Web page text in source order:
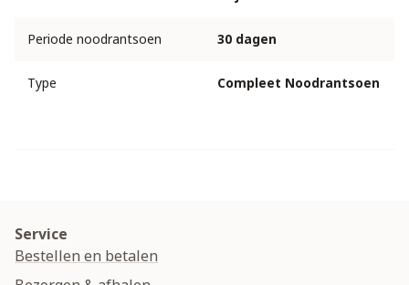
Periode noodrantsoen 30 dagen
Type Compleet Noodrantsoen
Service
Bestellen en betalen